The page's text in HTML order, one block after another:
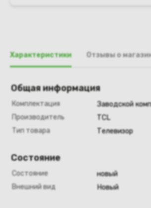
Характеристики Отзывы о
Общая информация
Комплектация
Заводской
Производитель
TCL
Тип товара
Телевизор
Состояние
Состояние
новый
Внешний вид
Новый